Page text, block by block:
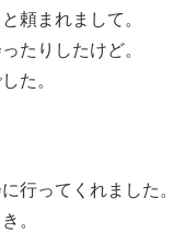
頼まれまして。
たりしたけど。
た。
行ってくれました。
。